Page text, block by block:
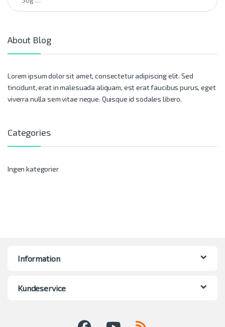
About Blog
Lorem ipsum dolor sit amet, consectetur adipiscing elit. Sed
tincidunt, erat in malesuada aliquam, est erat faucibus purus, eget
viverra nulla sem vitae neque. Quisque id sodales libero.
Categories
Ingen kategorier
Information
Kundeservice